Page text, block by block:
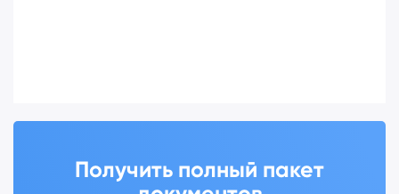
Получить полный пакет